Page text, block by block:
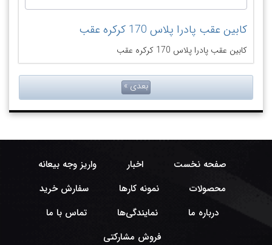
کابین عقب پادرا پلاس 170 کرکره عقب
کابین عقب پادرا پلاس 170 کرکره عقب
بعدی »
صفحه نخست اخبار
واریز وجه بیعانه
محصولات
نمونه کارها
سفارش خرید
درباره ما
نمایندگی‌ها
تماس با ما
فروش مشارکتی